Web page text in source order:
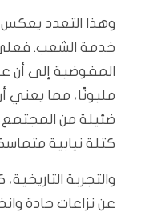
وهذا التعدد يعكس
خدمة الشعب. فعلى
مليونًا، مما يعني
ضئيلة من
كتلة نيابية